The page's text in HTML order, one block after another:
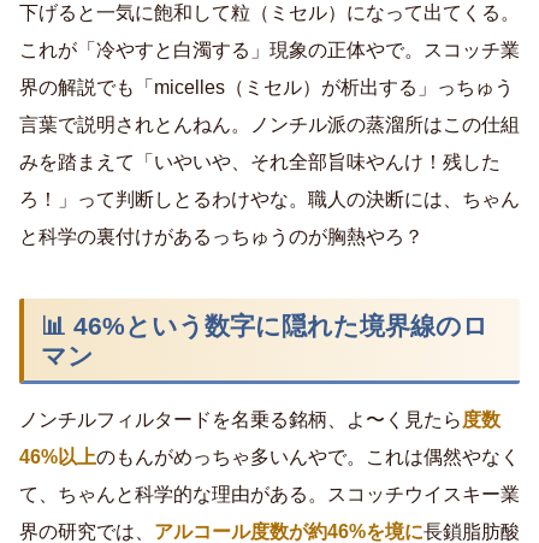
下げると一気に飽和して粒（ミセル）になって出てくる。
これが「冷やすと白濁する」現象の正体やで。スコッチ業
界の解説でも「micelles（ミセル）が析出する」っちゅう
言葉で説明されとんねん。ノンチル派の蒸溜所はこの仕組
みを踏まえて「いやいや、それ全部旨味やんけ！残した
ろ！」って判断しとるわけやな。職人の決断には、ちゃん
と科学の裏付けがあるっちゅうのが胸熱やろ？
📊 46%という数字に隠れた境界線のロ
マン
ノンチルフィルタードを名乗る銘柄、よ〜く見たら 度数
46%以上のもんがめっちゃ多いんやで。これは偶然やなく
て、ちゃんと科学的な理由がある。スコッチウイスキー業
界の研究では、 アルコール度数が約46%を境に長鎖脂肪酸